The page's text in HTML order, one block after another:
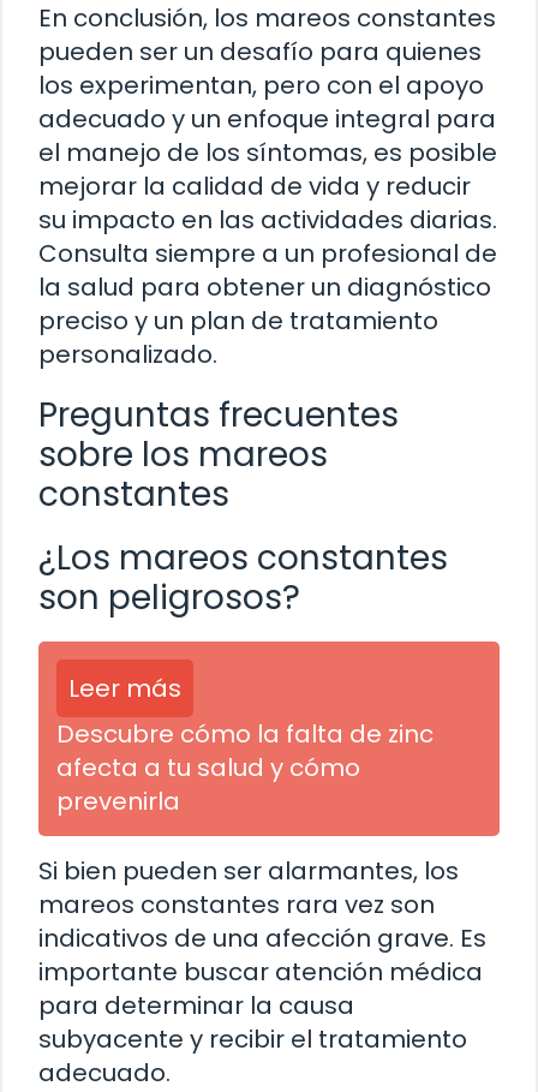
En conclusión, los mareos constantes
pueden ser un desafío para quienes
los experimentan, pero con el apoyo
adecuado y un enfoque integral para
el manejo de los síntomas, es posible
mejorar la calidad de vida y reducir
su impacto en las actividades diarias.
Consulta siempre a un profesional de
la salud para obtener un diagnóstico
preciso y un plan de tratamiento
personalizado.
Preguntas frecuentes
sobre los mareos
constantes
¿Los mareos constantes
son peligrosos?
Leer más
Descubre cómo la falta de zinc
afecta a tu salud y cómo
prevenirla
Si bien pueden ser alarmantes, los
mareos constantes rara vez son
indicativos de una afección grave. Es
importante buscar atención médica
para determinar la causa
subyacente y recibir el tratamiento
adecuado.